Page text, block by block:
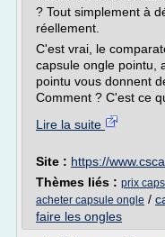
? Tout simplement à
réellement.
C'est vrai, le
capsule ongle pointu,
pointu vous donnent
Comment ? C'est ce
Lire la suite
Site : https://
Thèmes liés : prix
acheter capsule ongle /
faire les ongles